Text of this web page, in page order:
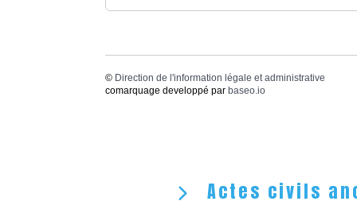
© Direction de l'information légale et administrative
comarquage developpé par baseo.io
Actes civils